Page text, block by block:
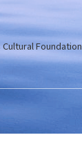
Foundation